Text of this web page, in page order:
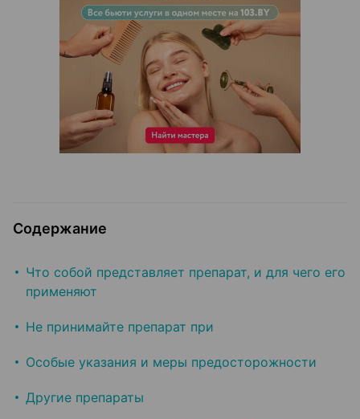
Содержание
Что собой представляет препарат, и для чего его
применяют
Не принимайте препарат при
Особые указания и меры предосторожности
Другие препараты